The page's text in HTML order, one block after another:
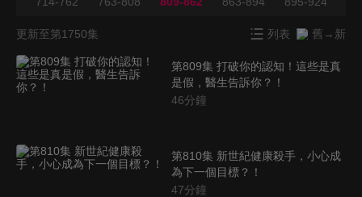
更新至第1750集 列表 舊→新
第809集 打破你的認知！這些是真
是假，醫生告訴你？！
46分鐘
第810集 新世紀健康殺手，小心成
為下一個目標？！
47分鐘